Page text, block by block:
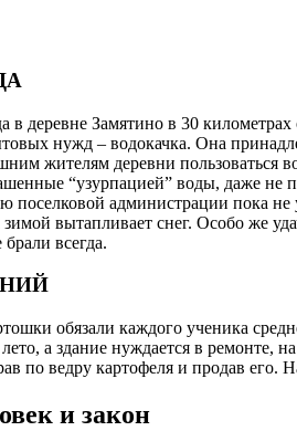
в деревне Замятино в 30
нужд – водокачка. Она
жителям деревни пользоваться
“узурпацией” воды, даже не
поселковой администрации пока не
вытапливает снег. Особо же
всегда.
обязали каждого ученика
а здание нуждается в ремонте,
по ведру картофеля и продав
и закон